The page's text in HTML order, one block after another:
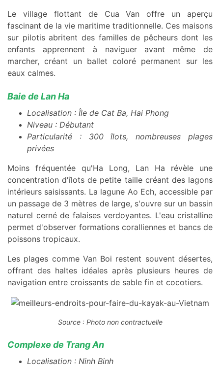
Le village flottant de Cua Van offre un aperçu
fascinant de la vie maritime traditionnelle. Ces maisons
sur pilotis abritent des familles de pêcheurs dont les
enfants apprennent à naviguer avant même de
marcher, créant un ballet coloré permanent sur les
eaux calmes.
Baie de Lan Ha
Localisation : Île de Cat Ba, Hai Phong
Niveau : Débutant
Particularité : 300 îlots, nombreuses plages
privées
Moins fréquentée qu'Ha Long, Lan Ha révèle une
concentration d'îlots de petite taille créant des lagons
intérieurs saisissants. La lagune Ao Ech, accessible par
un passage de 3 mètres de large, s'ouvre sur un bassin
naturel cerné de falaises verdoyantes. L'eau cristalline
permet d'observer formations coralliennes et bancs de
poissons tropicaux.
Les plages comme Van Boi restent souvent désertes,
offrant des haltes idéales après plusieurs heures de
navigation entre croissants de sable fin et cocotiers.
Source : Photo non contractuelle
Complexe de Trang An
Localisation : Ninh Binh